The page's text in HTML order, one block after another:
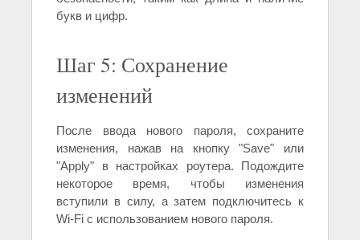
букв и цифр.
Шаг 5: Сохранение
изменений
После ввода нового пароля, сохраните
изменения, нажав на кнопку "Save" или
"Apply" в настройках роутера. Подождите
некоторое время, чтобы изменения
вступили в силу, а затем подключитесь к
Wi-Fi с использованием нового пароля.